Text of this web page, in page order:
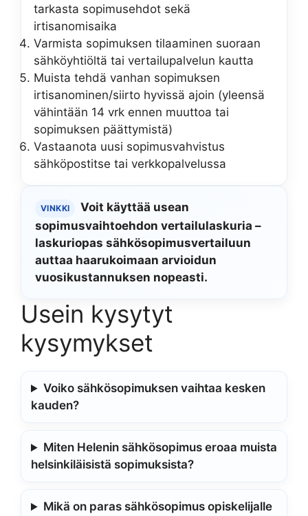
tarkasta sopimusehdot sekä
irtisanomisaika
Varmista sopimuksen tilaaminen suoraan
sähköyhtiöltä tai vertailupalvelun kautta
Muista tehdä vanhan sopimuksen
irtisanominen/siirto hyvissä ajoin (yleensä
vähintään 14 vrk ennen muuttoa tai
sopimuksen päättymistä)
Vastaanota uusi sopimusvahvistus
sähköpostitse tai verkkopalvelussa
VINKKI
Voit käyttää usean
sopimusvaihtoehdon vertailulaskuria –
laskuriopas sähkösopimusvertailuun
auttaa haarukoimaan arvioidun
vuosikustannuksen nopeasti.
Usein kysytyt
kysymykset
Voiko sähkösopimuksen vaihtaa kesken
kauden?
Miten Helenin sähkösopimus eroaa muista
helsinkiläisistä sopimuksista?
Mikä on paras sähkösopimus opiskelijalle